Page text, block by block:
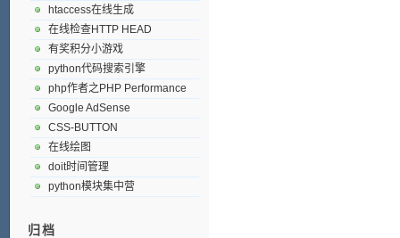
htaccess在线生成
在线检查HTTP HEAD
有奖积分小游戏
python代码搜索引擎
php作者之PHP Performance
Google AdSense
CSS-BUTTON
在线绘图
doit时间管理
python模块集中营
归档